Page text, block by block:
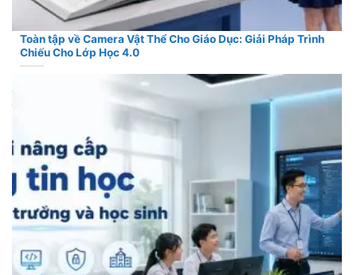
Toàn tập về Camera Vật Thể Cho Giáo Dục: Giải Pháp Trình
Chiếu Cho Lớp Học 4.0